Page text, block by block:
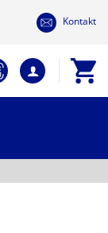
Kontakt